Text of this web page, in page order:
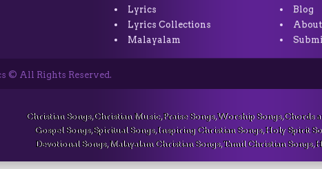
Lyrics
Lyrics Collections
Malayalam
Blog
About
© All Rights Reserved.
Christian Songs, Christian Music, Praise Songs, Worship Songs, Chords
Gospel Songs, Spiritual Songs, Inspiring Christian Songs, Holy Spirit
Devotional Songs, Malayalam Christian Songs, Tamil Christian